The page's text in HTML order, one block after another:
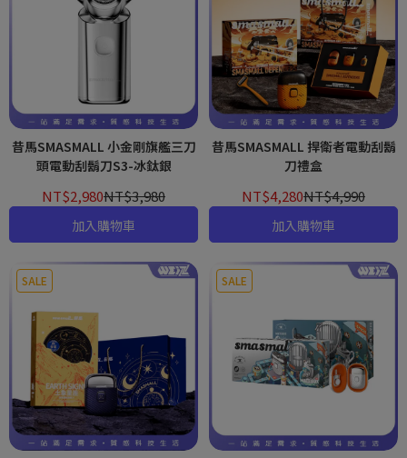
昔馬SMASMALL 小金剛旗艦三刀
頭電動刮鬍刀S3-冰鈦銀
NT$2,980NT$3,980
加入購物車
昔馬SMASMALL 捍衛者電動刮鬍
刀禮盒
NT$4,280NT$4,990
加入購物車
SALE SALE